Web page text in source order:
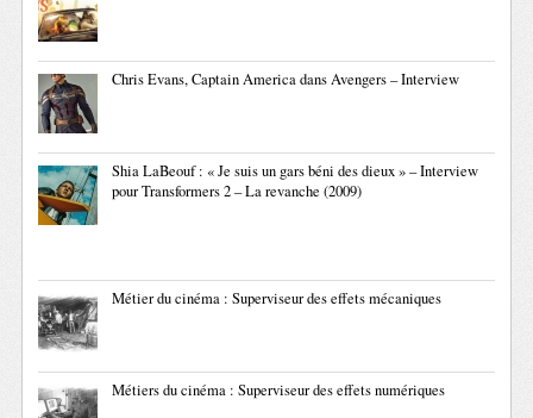
Chris Evans, Captain America dans Avengers – Interview
Shia LaBeouf : « Je suis un gars béni des dieux » – Interview
pour Transformers 2 – La revanche (2009)
Métier du cinéma : Superviseur des effets mécaniques
Métiers du cinéma : Superviseur des effets numériques